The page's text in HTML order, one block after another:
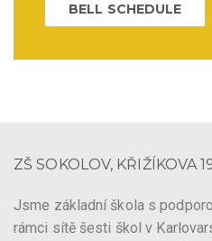
BELL SCHEDULE
ZŠ SOKOLOV, KŘIŽÍKOVA
Jsme základní škola s
rámci sítě šesti škol v